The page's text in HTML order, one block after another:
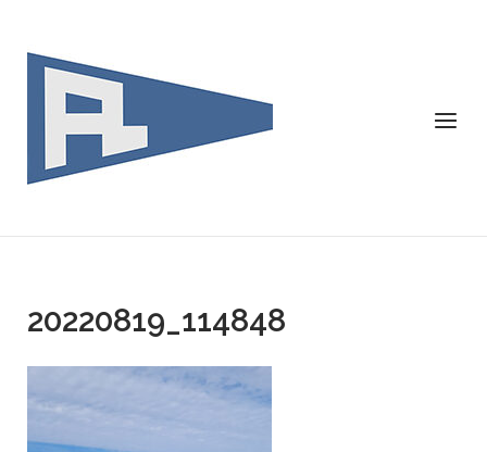
content
Menu
20220819_114848